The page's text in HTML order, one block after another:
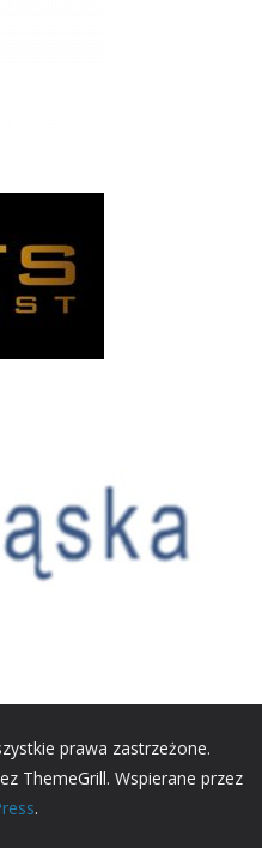
prawa zastrzeżone.
ThemeGrill. Wspierane przez
.